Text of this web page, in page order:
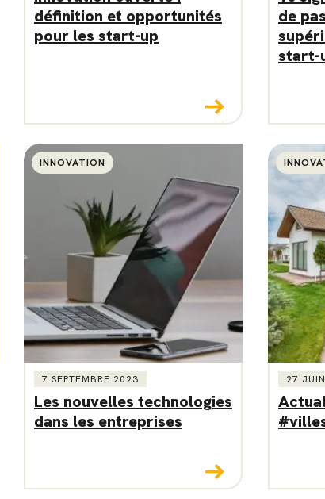
définition et opportunités
pour les start-up
de
start-
INNOVATION
7 SEPTEMBRE 2023
Les nouvelles technologies
dans les entreprises
27